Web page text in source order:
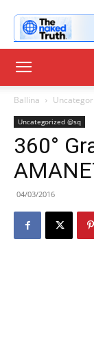
Ballina
Uncategorized @sq
360°
04/03/2016